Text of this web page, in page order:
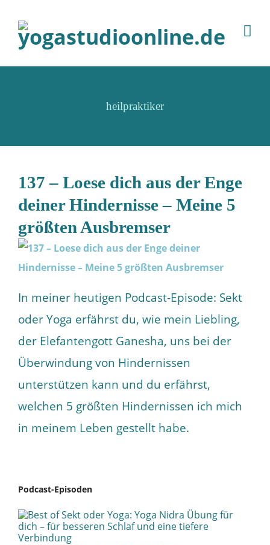
heilpraktiker
137 – Loese dich aus der Enge
deiner Hindernisse – Meine 5
größten Ausbremser
In meiner heutigen Podcast-Episode: Sekt
oder Yoga erfährst du, wie mein Liebling,
der Elefantengott Ganesha, uns bei der
Überwindung von Hindernissen
unterstützen kann und du erfährst,
welchen 5 größten Hindernissen ich mich
in meinem Leben gestellt habe.
Podcast-Episoden